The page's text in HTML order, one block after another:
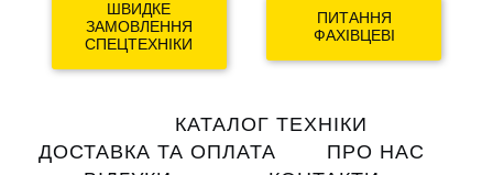
ШВИДКЕ
ЗАМОВЛЕННЯ
СПЕЦТЕХНІКИ
ПИТАННЯ
ФАХІВЦЕВІ
navigation
КАТАЛОГ ТЕХНІКИ
ДОСТАВКА ТА ОПЛАТА
ПРО НАС